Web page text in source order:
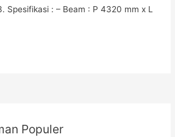
Spesifikasi : – Beam : P 4320 mm x L
Populer